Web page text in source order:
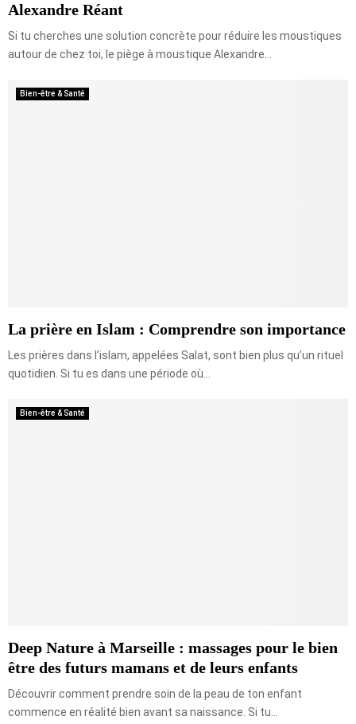
Alexandre Réant
Si tu cherches une solution concrète pour réduire les moustiques
autour de chez toi, le piège à moustique Alexandre...
Bien-être & Santé
La prière en Islam : Comprendre son importance
Les prières dans l’islam, appelées Salat, sont bien plus qu’un rituel
quotidien. Si tu es dans une période où...
Bien-être & Santé
Deep Nature à Marseille : massages pour le bien
être des futurs mamans et de leurs enfants
Découvrir comment prendre soin de la peau de ton enfant
commence en réalité bien avant sa naissance. Si tu...